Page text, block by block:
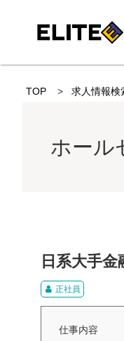
TOP 求人情報検
ホール
日系大手
正社員
仕事内容